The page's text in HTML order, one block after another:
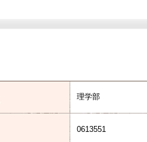
理学部
0613551